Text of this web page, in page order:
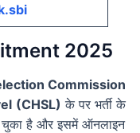
2025
Commission
(CHSL) के पर भर्ती के
चुका है और इसमें ऑनलाइन